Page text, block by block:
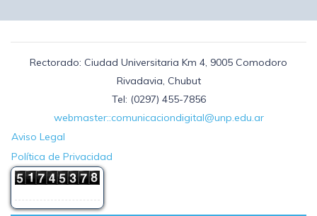
Rectorado: Ciudad Universitaria Km 4, 9005 Comodoro
Rivadavia, Chubut
Tel: (0297) 455-7856
webmaster::comunicaciondigital@unp.edu.ar
Aviso Legal
Política de Privacidad